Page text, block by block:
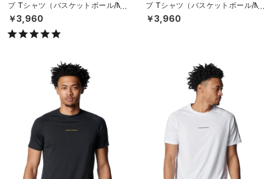
ブ Tシャツ（バスケットボール/ME
N）
￥3,960
ブ Tシャツ（バスケットボール/ME
N）
￥3,960